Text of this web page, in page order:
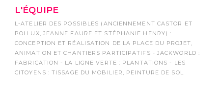
L'ÉQUIPE
L-ATELIER DES POSSIBLES (ANCIENNEMENT CASTOR ET
POLLUX, JEANNE FAURE ET STÉPHANIE HENRY) :
CONCEPTION ET RÉALISATION DE LA PLACE DU PROJET,
ANIMATION ET CHANTIERS PARTICIPATIFS - JACKWORLD :
FABRICATION - LA LIGNE VERTE : PLANTATIONS - LES
CITOYENS : TISSAGE DU MOBILIER, PEINTURE DE SOL